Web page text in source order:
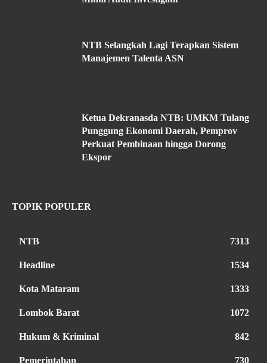
NTB Selangkah Lagi Terapkan Sistem
Manajemen Talenta ASN
Ketua Dekranasda NTB: UMKM Tulang
Punggung Ekonomi Daerah, Pemprov
Perkuat Pembinaan hingga Dorong
Ekspor
TOPIK POPULER
NTB 7313
Headline 1534
Kota Mataram 1333
Lombok Barat 1072
Hukum & Kriminal 842
Pemerintahan 730